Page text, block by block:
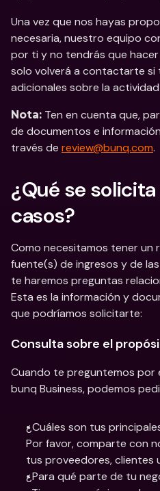
Una vez que nos hayas
necesaria, nuestro equipo
por ti y no tendrás que
solo volverá a contactarte si
adicionales sobre la
Nota: Ten en cuenta que,
de documentos e
través de review@bunq.com.
¿Qué se
casos?
Como necesitamos tener un
fuente(s) de ingresos y de
te haremos preguntas
Esta es la información y
que podríamos solicitarte:
Consulta sobre el
Cuando te preguntemos
bunq Business, podemos
¿Cuáles son tus
Por favor, comparte con
tus proveedores, clientes
¿Para qué parte de tu